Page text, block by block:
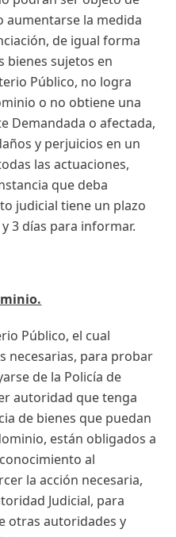
la medida
de igual forma
bienes sujetos en
Público, no logra
o no obtiene una
Demandada o afectada,
y perjuicios en un
las actuaciones,
que deba
judicial tiene un plazo
3 días para informar.
Público, el cual
necesarias, para probar
de la Policía de
autoridad que tenga
de bienes que puedan
están obligados a
al
la acción necesaria,
Judicial, para
otras autoridades y